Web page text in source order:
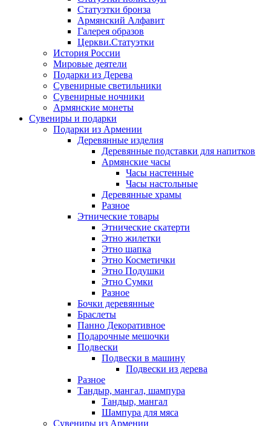
Статуэтки бронза
Армянский Алфавит
Галерея образов
Церкви.Статуэтки
История России
Мировые деятели
Подарки из Дерева
Сувенирные светильники
Сувенирные ночники
Армянские монеты
Сувениры и подарки
Подарки из Армении
Деревянные изделия
Деревянные подставки для напитков
Армянские часы
Часы настенные
Часы настольные
Деревянные храмы
Разное
Этнические товары
Этнические скатерти
Этно жилетки
Этно шапка
Этно Косметички
Этно Подушки
Этно Сумки
Разное
Бочки деревянные
Браслеты
Панно Декоративное
Подарочные мешочки
Подвески
Подвески в машину
Подвески из дерева
Разное
Тандыр, мангал, шампура
Тандыр, мангал
Шампура для мяса
Сувениры из Армении